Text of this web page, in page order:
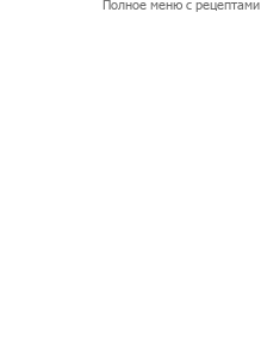
Полное меню с рецептами